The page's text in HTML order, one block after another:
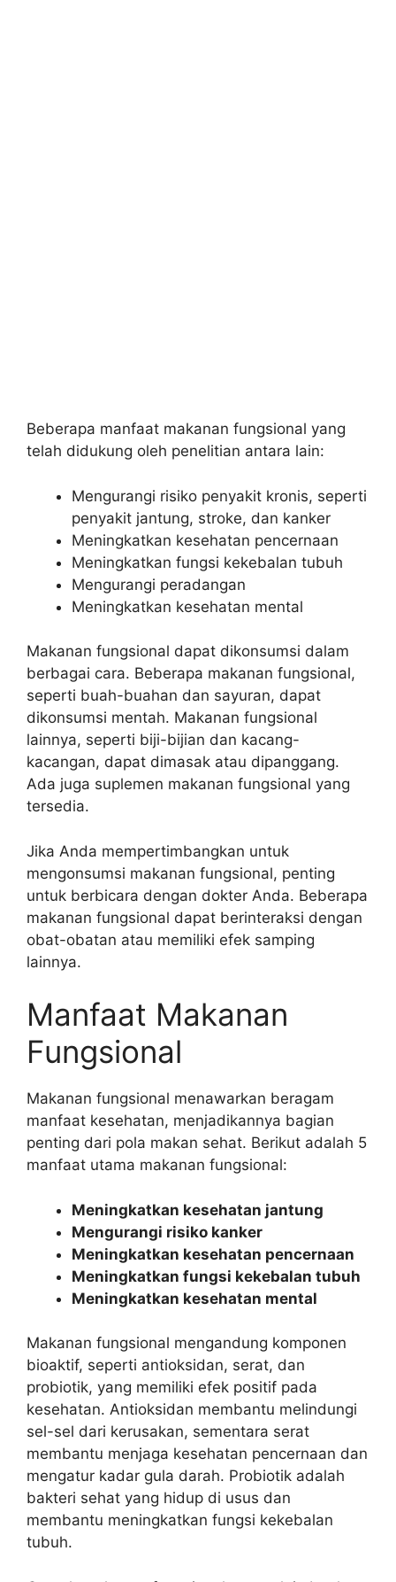
Beberapa manfaat makanan fungsional yang
telah didukung oleh penelitian antara lain:
Mengurangi risiko penyakit kronis, seperti
penyakit jantung, stroke, dan kanker
Meningkatkan kesehatan pencernaan
Meningkatkan fungsi kekebalan tubuh
Mengurangi peradangan
Meningkatkan kesehatan mental
Makanan fungsional dapat dikonsumsi dalam
berbagai cara. Beberapa makanan fungsional,
seperti buah-buahan dan sayuran, dapat
dikonsumsi mentah. Makanan fungsional
lainnya, seperti biji-bijian dan kacang-
kacangan, dapat dimasak atau dipanggang.
Ada juga suplemen makanan fungsional yang
tersedia.
Jika Anda mempertimbangkan untuk
mengonsumsi makanan fungsional, penting
untuk berbicara dengan dokter Anda. Beberapa
makanan fungsional dapat berinteraksi dengan
obat-obatan atau memiliki efek samping
lainnya.
Manfaat Makanan
Fungsional
Makanan fungsional menawarkan beragam
manfaat kesehatan, menjadikannya bagian
penting dari pola makan sehat. Berikut adalah 5
manfaat utama makanan fungsional:
Meningkatkan kesehatan jantung
Mengurangi risiko kanker
Meningkatkan kesehatan pencernaan
Meningkatkan fungsi kekebalan tubuh
Meningkatkan kesehatan mental
Makanan fungsional mengandung komponen
bioaktif, seperti antioksidan, serat, dan
probiotik, yang memiliki efek positif pada
kesehatan. Antioksidan membantu melindungi
sel-sel dari kerusakan, sementara serat
membantu menjaga kesehatan pencernaan dan
mengatur kadar gula darah. Probiotik adalah
bakteri sehat yang hidup di usus dan
membantu meningkatkan fungsi kekebalan
tubuh.